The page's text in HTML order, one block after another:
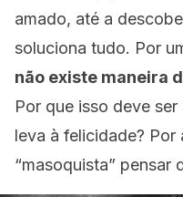
amado, até a
soluciona tudo. Por
não existe maneira
Por que isso deve
leva à felicidade?
“masoquista” pensar